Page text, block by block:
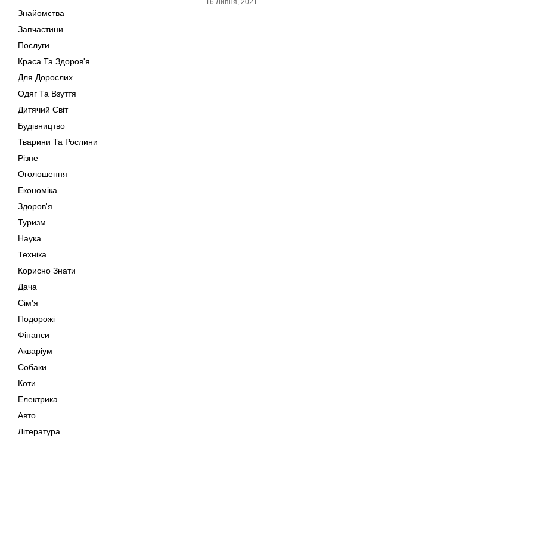
Знайомства
Запчастини
Послуги
Краса Та Здоров'я
Для Дорослих
Одяг Та Взуття
Дитячий Світ
Будівництво
Тварини Та Рослини
Різне
Оголошення
Економіка
Здоров'я
Туризм
Наука
Техніка
Корисно Знати
Дача
Сім'я
Подорожі
Фінанси
Акваріум
Собаки
Коти
Електрика
Авто
Література
Музика
16 Липня, 2021